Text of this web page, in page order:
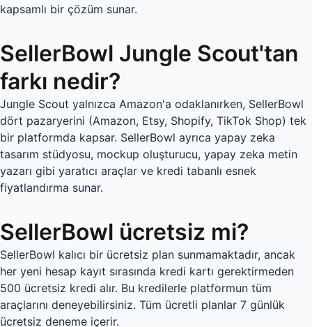
kapsamlı bir çözüm sunar.
SellerBowl Jungle Scout'tan
farkı nedir?
Jungle Scout yalnızca Amazon'a odaklanırken, SellerBowl
dört pazaryerini (Amazon, Etsy, Shopify, TikTok Shop) tek
bir platformda kapsar. SellerBowl ayrıca yapay zeka
tasarım stüdyosu, mockup oluşturucu, yapay zeka metin
yazarı gibi yaratıcı araçlar ve kredi tabanlı esnek
fiyatlandırma sunar.
SellerBowl ücretsiz mi?
SellerBowl kalıcı bir ücretsiz plan sunmamaktadır, ancak
her yeni hesap kayıt sırasında kredi kartı gerektirmeden
500 ücretsiz kredi alır. Bu kredilerle platformun tüm
araçlarını deneyebilirsiniz. Tüm ücretli planlar 7 günlük
ücretsiz deneme içerir.